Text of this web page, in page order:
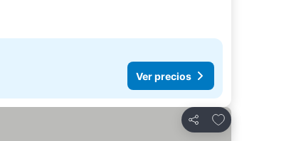
Ver precios
Compartir
Añadir a favoritos